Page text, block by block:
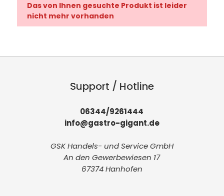
Das von Ihnen gesuchte Produkt ist leider
nicht mehr vorhanden
Support / Hotline
06344/9261444
info@gastro-gigant.de
GSK Handels- und Service GmbH
An den Gewerbewiesen 17
67374 Hanhofen